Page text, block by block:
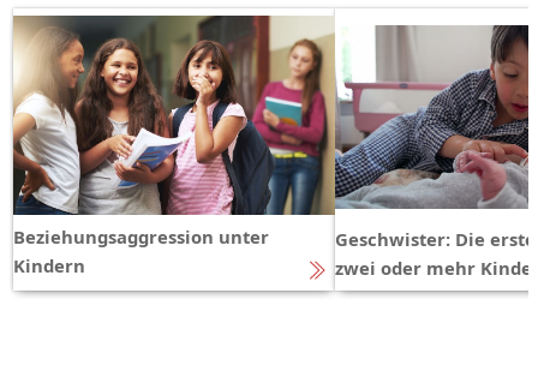
Beziehungsaggression unter
Kindern
Geschwister: Die
zwei oder mehr